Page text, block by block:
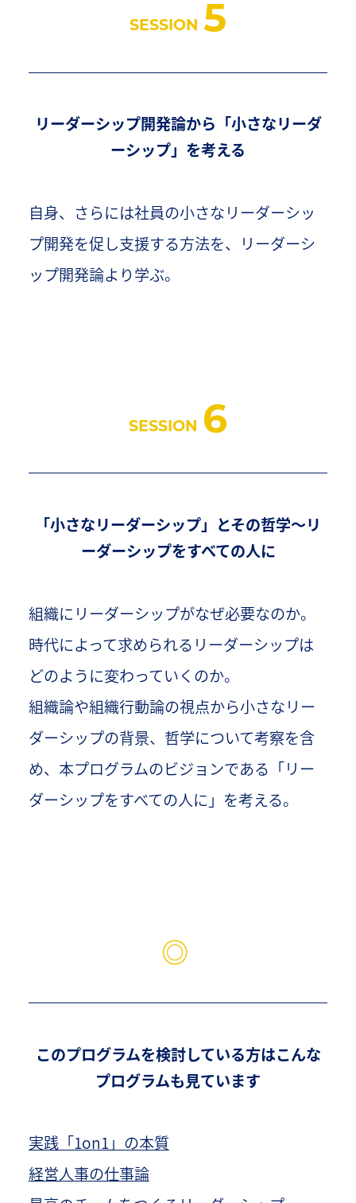
SESSION 5
リーダーシップ開発論から「小さなリーダ
ーシップ」を考える
自身、さらには社員の小さなリーダーシッ
プ開発を促し支援する方法を、リーダーシ
ップ開発論より学ぶ。
SESSION 6
「小さなリーダーシップ」とその哲学～リ
ーダーシップをすべての人に
組織にリーダーシップがなぜ必要なのか。
時代によって求められるリーダーシップは
どのように変わっていくのか。
組織論や組織行動論の視点から小さなリー
ダーシップの背景、哲学について考察を含
め、本プログラムのビジョンである「リー
ダーシップをすべての人に」を考える。
◎
このプログラムを検討している方はこんな
プログラムも見ています
実践「1on1」の本質
経営人事の仕事論